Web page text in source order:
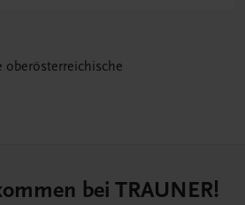
oberösterreichische
bei TRAUNER!